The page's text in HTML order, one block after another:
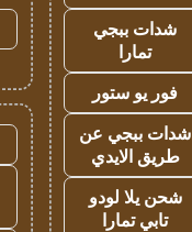
شدات ببجي
تمارا
فور يو ستور
شدات ببجي عن
طريق الايدي
شحن يلا لودو
تابي تمارا